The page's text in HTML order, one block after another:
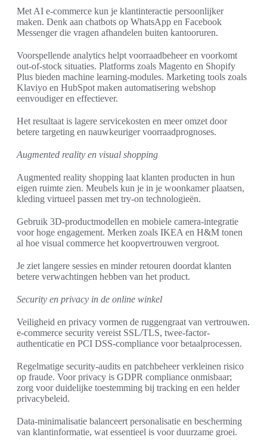
Met AI e-commerce kun je klantinteractie persoonlijker
maken. Denk aan chatbots op WhatsApp en Facebook
Messenger die vragen afhandelen buiten kantooruren.
Voorspellende analytics helpt voorraadbeheer en voorkomt
out-of-stock situaties. Platforms zoals Magento en Shopify
Plus bieden machine learning-modules. Marketing tools zoals
Klaviyo en HubSpot maken automatisering webshop
eenvoudiger en effectiever.
Het resultaat is lagere servicekosten en meer omzet door
betere targeting en nauwkeuriger voorraadprognoses.
Augmented reality en visual shopping
Augmented reality shopping laat klanten producten in hun
eigen ruimte zien. Meubels kun je in je woonkamer plaatsen,
kleding virtueel passen met try-on technologieën.
Gebruik 3D-productmodellen en mobiele camera-integratie
voor hoge engagement. Merken zoals IKEA en H&M tonen
al hoe visual commerce het koopvertrouwen vergroot.
Je ziet langere sessies en minder retouren doordat klanten
betere verwachtingen hebben van het product.
Security en privacy in de online winkel
Veiligheid en privacy vormen de ruggengraat van vertrouwen.
e-commerce security vereist SSL/TLS, twee-factor-
authenticatie en PCI DSS-compliance voor betaalprocessen.
Regelmatige security-audits en patchbeheer verkleinen risico
op fraude. Voor privacy is GDPR compliance onmisbaar;
zorg voor duidelijke toestemming bij tracking en een helder
privacybeleid.
Data-minimalisatie balanceert personalisatie en bescherming
van klantinformatie, wat essentieel is voor duurzame groei.